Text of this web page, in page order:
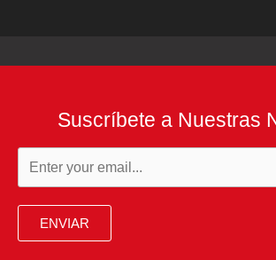
Suscríbete a Nuestras
ENVIAR